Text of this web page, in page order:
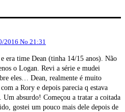
2016 No 21:31
era time Dean (tinha 14/15 anos). Não
o Logan. Revi a série e mudei
eles… Dean, realmente é muito
a Rory e depois parecia q estava
Um absurdo! Começou a tratar a coitada
gostei um pouco mais dele depois de